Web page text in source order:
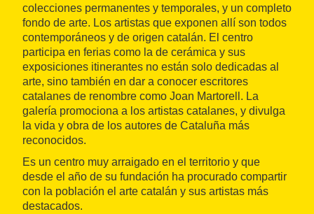
colecciones permanentes y temporales, y un completo
fondo de arte. Los artistas que exponen allí son todos
contemporáneos y de origen catalán. El centro
participa en ferias como la de cerámica y sus
exposiciones itinerantes no están solo dedicadas al
arte, sino también en dar a conocer escritores
catalanes de renombre como Joan Martorell. La
galería promociona a los artistas catalanes, y divulga
la vida y obra de los autores de Cataluña más
reconocidos.
Es un centro muy arraigado en el territorio y que
desde el año de su fundación ha procurado compartir
con la población el arte catalán y sus artistas más
destacados.